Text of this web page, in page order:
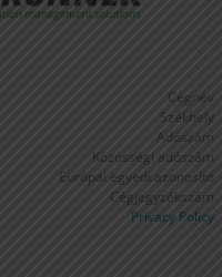
Cégnév
Székhely
Adószám
Közösségi adószám
Európai egyedi azonosító
Cégjegyzékszám
Privacy Policy